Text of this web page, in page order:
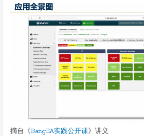
摘自《BangEA实践公开课》讲义